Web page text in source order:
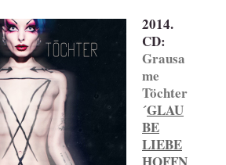
2014.
CD:
Grausa
me
Töchter
´GLAU
BE
LIEBE